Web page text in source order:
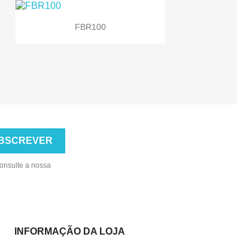
Vista rápida
FBR100
a nossa
INFORMAÇÃO DA LOJA